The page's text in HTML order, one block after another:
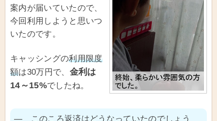
案内が届いていたので、
今回利用しようと思いつ
いたのです。
キャッシングの利用限度
額は30万円で、 金利は
14～15%でしたね。
― このころ返済はどうなっていたのでしょう